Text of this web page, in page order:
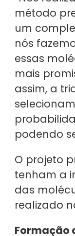
método
um
nós
essas
mais
assim, a
podendo
O projeto
tenham a
das
realizado
Formação